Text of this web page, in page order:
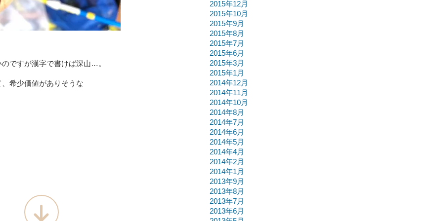
のですが漢字で書けば深山…。
希少価値がありそうな
2015年12月
2015年10月
2015年9月
2015年8月
2015年7月
2015年6月
2015年3月
2015年1月
2014年12月
2014年11月
2014年10月
2014年8月
2014年7月
2014年6月
2014年5月
2014年4月
2014年2月
2014年1月
2013年9月
2013年8月
2013年7月
2013年6月